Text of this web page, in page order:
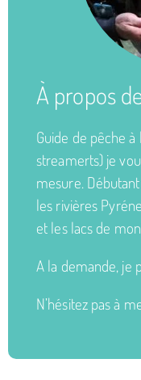
À propos
Guide de pêche
streamerts) je
mesure.
les rivières
et les lacs de
A la demande, je
N’hésitez pas à